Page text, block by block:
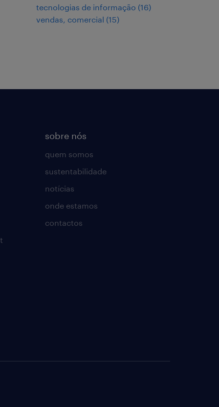
tecnologias de informação (16)
vendas, comercial (15)
sobre nós
quem somos
sustentabilidade
notícias
onde estamos
contactos